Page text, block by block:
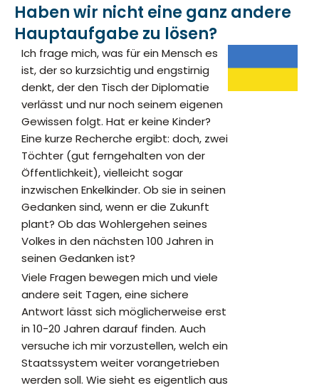
Haben wir nicht eine ganz andere
Hauptaufgabe zu lösen?
Ich frage mich, was für ein Mensch es
ist, der so kurzsichtig und engstirnig
denkt, der den Tisch der Diplomatie
verlässt und nur noch seinem eigenen
Gewissen folgt. Hat er keine Kinder?
Eine kurze Recherche ergibt: doch, zwei
Töchter (gut ferngehalten von der
Öffentlichkeit), vielleicht sogar
inzwischen Enkelkinder. Ob sie in seinen
Gedanken sind, wenn er die Zukunft
plant? Ob das Wohlergehen seines
Volkes in den nächsten 100 Jahren in
seinen Gedanken ist?
Viele Fragen bewegen mich und viele
andere seit Tagen, eine sichere
Antwort lässt sich möglicherweise erst
in 10-20 Jahren darauf finden. Auch
versuche ich mir vorzustellen, welch ein
Staatssystem weiter vorangetrieben
werden soll. Wie sieht es eigentlich aus